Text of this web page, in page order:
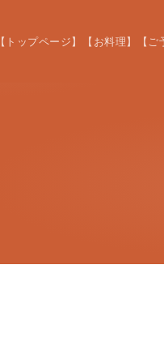
【トップページ】 【お料理】 【ご